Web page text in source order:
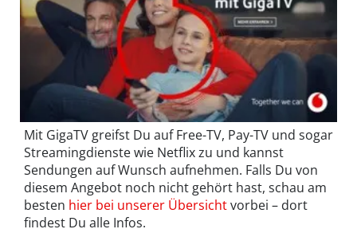
Mit GigaTV greifst Du auf Free-TV, Pay-TV und sogar
Streamingdienste wie Netflix zu und kannst
Sendungen auf Wunsch aufnehmen. Falls Du von
diesem Angebot noch nicht gehört hast, schau am
besten hier bei unserer Übersichtvorbei – dort
findest Du alle Infos.